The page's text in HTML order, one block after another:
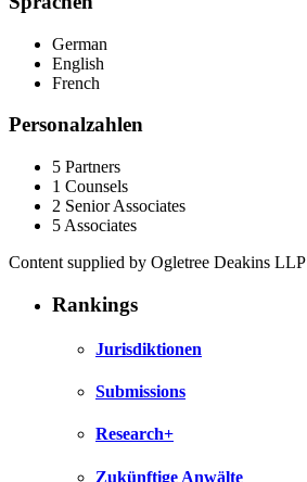
German
English
French
Personalzahlen
5 Partners
1 Counsels
2 Senior Associates
5 Associates
Content supplied by Ogletree Deakins LLP
Rankings
Jurisdiktionen
Submissions
Research+
Zukünftige Anwälte